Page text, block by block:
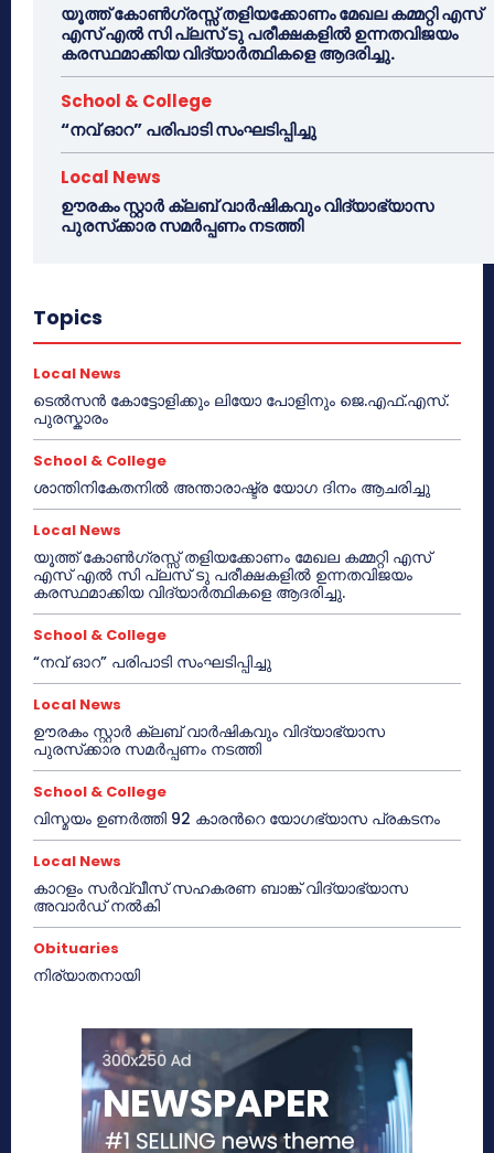
യൂത്ത് കോൺഗ്രസ്സ് തളിയക്കോണം മേഖല കമ്മറ്റി എസ്
എസ് എൽ സി പ്ലസ് ടു പരീക്ഷകളിൽ ഉന്നതവിജയം
കരസ്ഥമാക്കിയ വിദ്യാർത്ഥികളെ ആദരിച്ചു.
School & College
“നവ് ഓറ” പരിപാടി സംഘടിപ്പിച്ചു
Local News
ഊരകം സ്റ്റാർ ക്ലബ് വാർഷികവും വിദ്യാഭ്യാസ
പുരസ്‌ക്കാര സമർപ്പണം നടത്തി
Topics
Local News
ടെൽസൻ കോട്ടോളിക്കും ലിയോ പോളിനും ജെ.എഫ്.എസ്.
പുരസ്കാരം
School & College
ശാന്തിനികേതനിൽ അന്താരാഷ്ട്ര യോഗ ദിനം ആചരിച്ചു
Local News
യൂത്ത് കോൺഗ്രസ്സ് തളിയക്കോണം മേഖല കമ്മറ്റി എസ്
എസ് എൽ സി പ്ലസ് ടു പരീക്ഷകളിൽ ഉന്നതവിജയം
കരസ്ഥമാക്കിയ വിദ്യാർത്ഥികളെ ആദരിച്ചു.
School & College
“നവ് ഓറ” പരിപാടി സംഘടിപ്പിച്ചു
Local News
ഊരകം സ്റ്റാർ ക്ലബ് വാർഷികവും വിദ്യാഭ്യാസ
പുരസ്‌ക്കാര സമർപ്പണം നടത്തി
School & College
വിസ്മയം ഉണർത്തി 92 കാരൻറെ യോഗഭ്യാസ പ്രകടനം
Local News
കാറളം സർവ്വീസ് സഹകരണ ബാങ്ക് വിദ്യാഭ്യാസ
അവാർഡ് നൽകി
Obituaries
നിര്യാതനായി